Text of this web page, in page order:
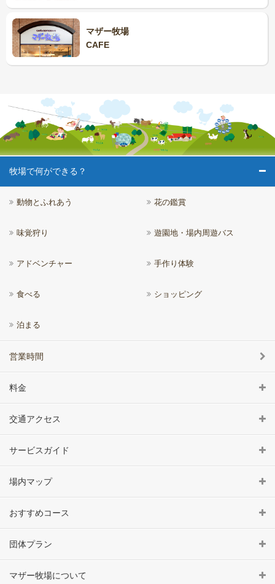
マザー牧場
CAFE
牧場で何ができる？
動物とふれあう 花の鑑賞
味覚狩り 遊園地・場内周遊バス
アドベンチャー 手作り体験
食べる ショッピング
泊まる
営業時間
料金
交通アクセス
サービスガイド
場内マップ
おすすめコース
団体プラン
マザー牧場について